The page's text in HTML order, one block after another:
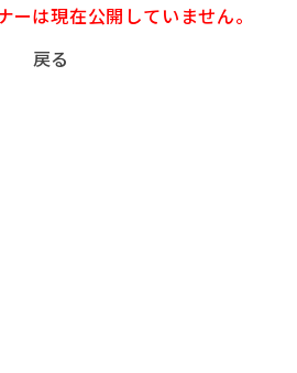
ーは現在公開していません。